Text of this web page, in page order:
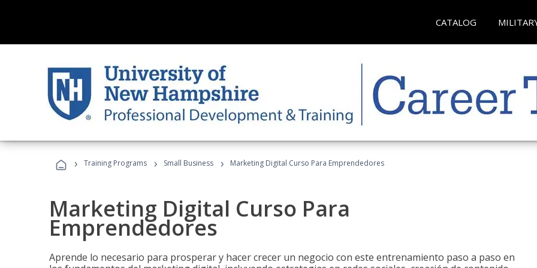
CATALOG
› Training Programs › Small Business › Marketing Digital Curso Para Emprendedores
Marketing Digital Curso Para
Emprendedores
Aprende lo necesario para prosperar y hacer crecer un negocio con este entrenamiento paso a paso en